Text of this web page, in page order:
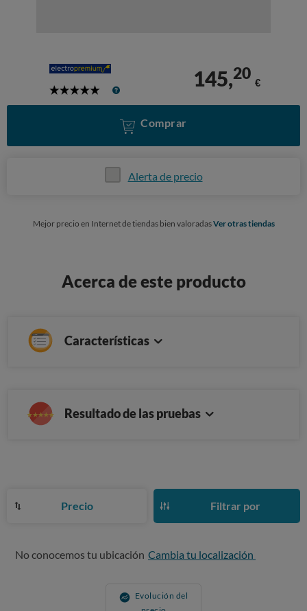
5
145,20
€
Comprar
Alerta de precio
Mejor precio en Internet de tiendas bien valoradasVer otras tiendas
Acerca de este producto
Características
Resultado de las pruebas
Precio Filtrar por
No conocemos tu ubicación Cambia tu localización
Evolución del